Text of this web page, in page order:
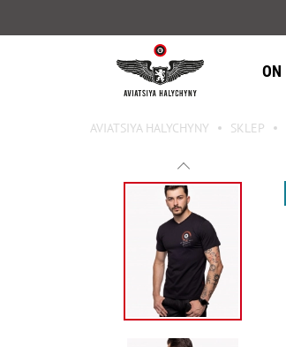
ON
AVIATSIYA HALYCHYNY SKLEP